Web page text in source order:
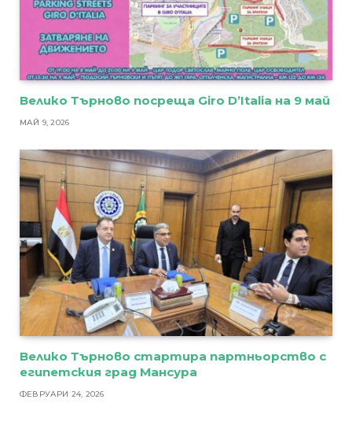
Велико Търново посреща Giro D’Italia на 9 май
МАЙ 9, 2026
Велико Търново стартира партньорство с
египетския град Мансура
ФЕВРУАРИ 24, 2026